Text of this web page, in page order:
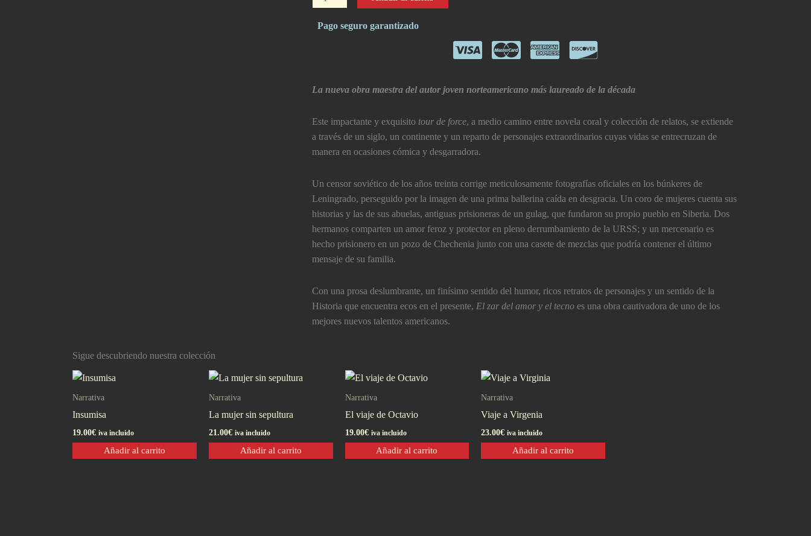
zar
del
tecno
Pago seguro garantizado
La nueva obra maestra del autor joven norteamericano más laureado de la década
Este impactante y exquisito tour de force, a medio camino entre novela coral y colección de relatos, se extiende
a través de un siglo, un continente y un reparto de personajes extraordinarios cuyas vidas se entrecruzan de
manera en ocasiones cómica y desgarradora.
Un censor soviético de los años treinta corrige meticulosamente fotografí­as oficiales en los búnkeres de
Leningrado, perseguido por la imagen de una prima ballerina caí­da en desgracia. Un coro de mujeres cuenta sus
historias y las de sus abuelas, antiguas prisioneras de un gulag, que fundaron su propio pueblo en Siberia. Dos
hermanos comparten un amor feroz y protector en pleno derrumbamiento de la URSS; y un mercenario es
hecho prisionero en un pozo de Chechenia junto con una casete de mezclas que podrí­a contener el último
mensaje de su familia.
Con una prosa deslumbrante, un finí­simo sentido del humor, ricos retratos de personajes y un sentido de la
Historia que encuentra ecos en el presente, El zar del amor y el tecno es una obra cautivadora de uno de los
mejores nuevos talentos americanos.
Sigue descubriendo nuestra colección
Narrativa
Insumisa
19.00€ iva incluido
Añadir al carrito
Narrativa
La mujer sin sepultura
21.00€ iva incluido
Añadir al carrito
Narrativa
El viaje de Octavio
19.00€ iva incluido
Añadir al carrito
Narrativa
Viaje a Virgenia
23.00€ iva incluido
Añadir al carrito